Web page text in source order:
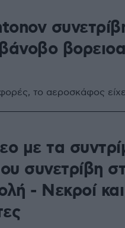
το αεροσκάφος
με τα
συνετρίβη
- Νεκροί